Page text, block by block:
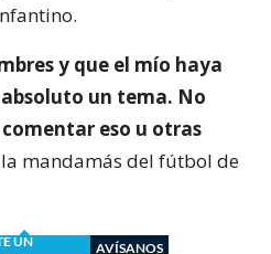
y que el mío haya
un tema. No
eso u otras
mandamás del fútbol de
UN
AVÍSANOS